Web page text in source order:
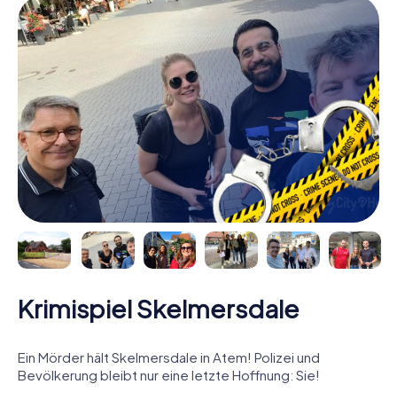
Krimispiel Skelmersdale
Ein Mörder hält Skelmersdale in Atem! Polizei und
Bevölkerung bleibt nur eine letzte Hoffnung: Sie!